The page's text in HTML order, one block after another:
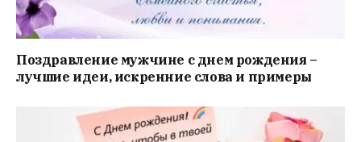
Поздравление мужчине с днем рождения –
лучшие идеи, искренние слова и примеры